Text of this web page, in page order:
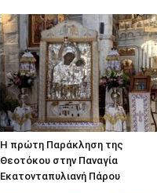
Η πρώτη Παράκληση της
Θεοτόκου στην Παναγία
Εκατονταπυλιανή Πάρου